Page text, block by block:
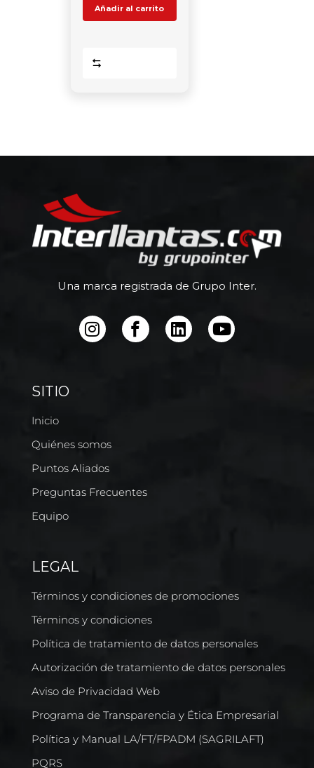
Añadir al carrito
Una marca registrada de Grupo Inter.
SITIO
Inicio
Quiénes somos
Puntos Aliados
Preguntas Frecuentes
Equipo
LEGAL
Términos y condiciones de promociones
Términos y condiciones
Política de tratamiento de datos personales
Autorización de tratamiento de datos personales
Aviso de Privacidad Web
Programa de Transparencia y Ética Empresarial
Política y Manual LA/FT/FPADM (SAGRILAFT)
PQRS